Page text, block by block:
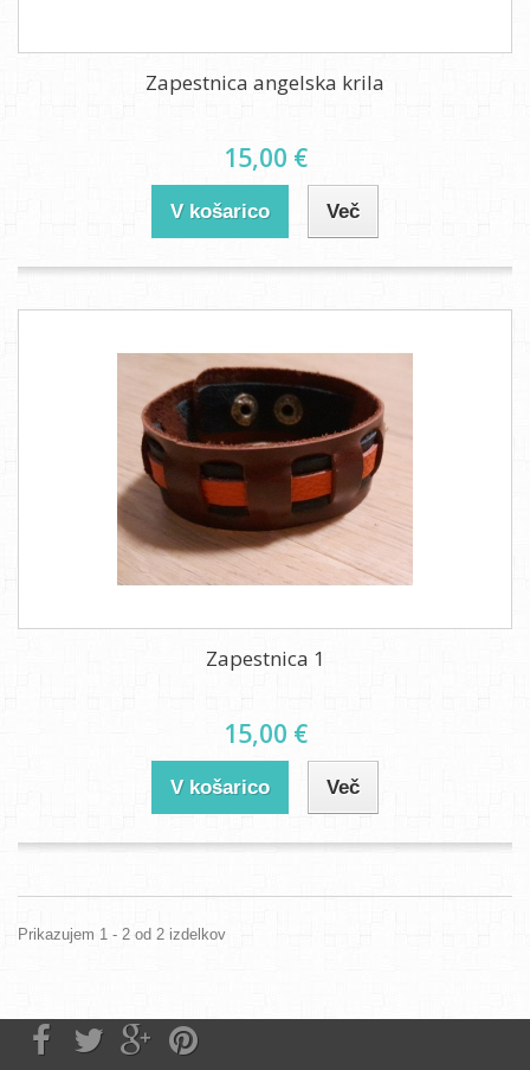
Zapestnica angelska krila
15,00 €
V košarico Več
Zapestnica 1
15,00 €
V košarico Več
Prikazujem 1 - 2 od 2 izdelkov